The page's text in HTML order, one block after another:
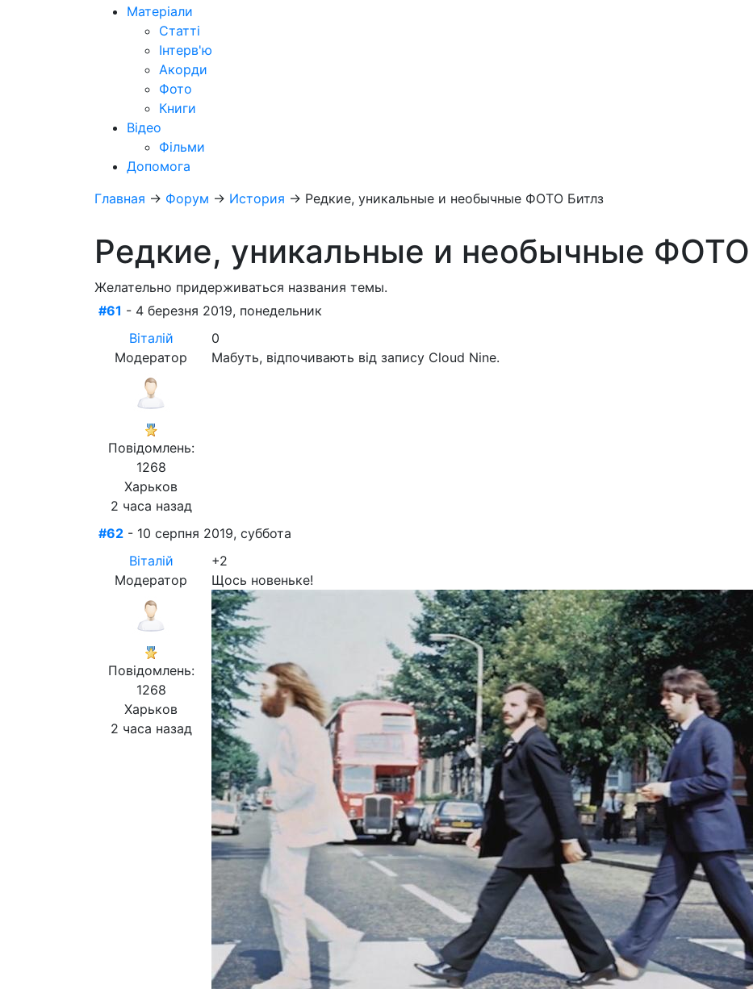
Матеріали
Статті
Інтерв'ю
Акорди
Фото
Книги
Відео
Фільми
Допомога
Главная → Форум → История → Редкие, уникальные и необычные ФОТО Битлз
Редкие, уникальные и необычные ФОТО
Желательно придерживаться названия темы.
#61 - 4 березня 2019, понедельник
Віталій
Модератор
Повідомлень:
1268
Харьков
2 часа назад
0
Мабуть, відпочивають від запису Cloud Nine.
#62 - 10 серпня 2019, суббота
Віталій
Модератор
Повідомлень:
1268
Харьков
2 часа назад
+2
Щось новеньке!